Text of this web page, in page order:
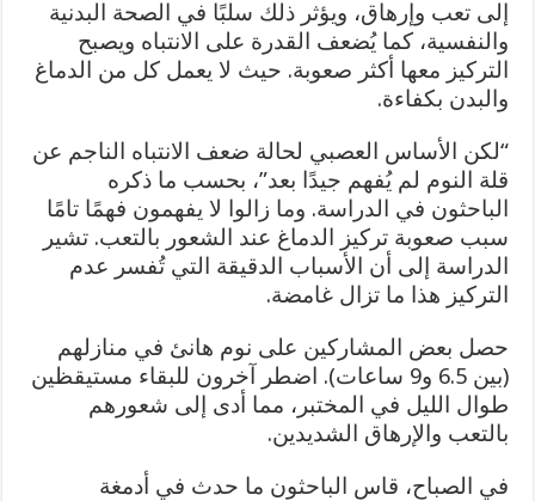
إلى تعب وإرهاق، ويؤثر ذلك سلبًا في الصحة البدنية
والنفسية، كما يُضعف القدرة على الانتباه ويصبح
التركيز معها أكثر صعوبة. حيث لا يعمل كل من الدماغ
والبدن بكفاءة.
“لكن الأساس العصبي لحالة ضعف الانتباه الناجم عن
قلة النوم لم يُفهم جيدًا بعد”، بحسب ما ذكره
الباحثون في الدراسة. وما زالوا لا يفهمون فهمًا تامًا
سبب صعوبة تركيز الدماغ عند الشعور بالتعب. تشير
الدراسة إلى أن الأسباب الدقيقة التي تُفسر عدم
التركيز هذا ما تزال غامضة.
حصل بعض المشاركين على نوم هانئ في منازلهم
(بين 6.5 و9 ساعات). اضطر آخرون للبقاء مستيقظين
طوال الليل في المختبر، مما أدى إلى شعورهم
بالتعب والإرهاق الشديدين.
في الصباح، قاس الباحثون ما حدث في أدمغة